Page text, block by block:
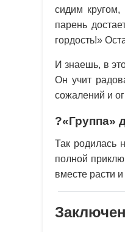
сидим кругом,
парень
гордость!»
И знаешь, в
Он учит
сожалений и
?«Группа»
Так родилась
полной
вместе расти